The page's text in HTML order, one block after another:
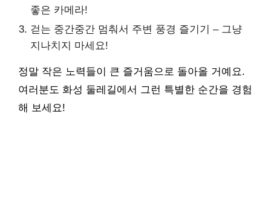
좋은 카메라!
걷는 중간중간 멈춰서 주변 풍경 즐기기 – 그냥
지나치지 마세요!
정말 작은 노력들이 큰 즐거움으로 돌아올 거예요.
여러분도 화성 둘레길에서 그런 특별한 순간을 경험
해 보세요!